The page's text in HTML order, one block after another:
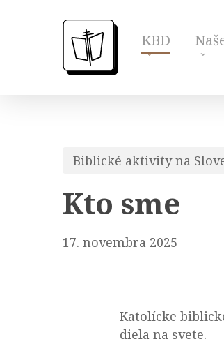
KBD
Biblické aktivity na
Kto sme
17. novembra 2025
Katolícke
diela na svete.